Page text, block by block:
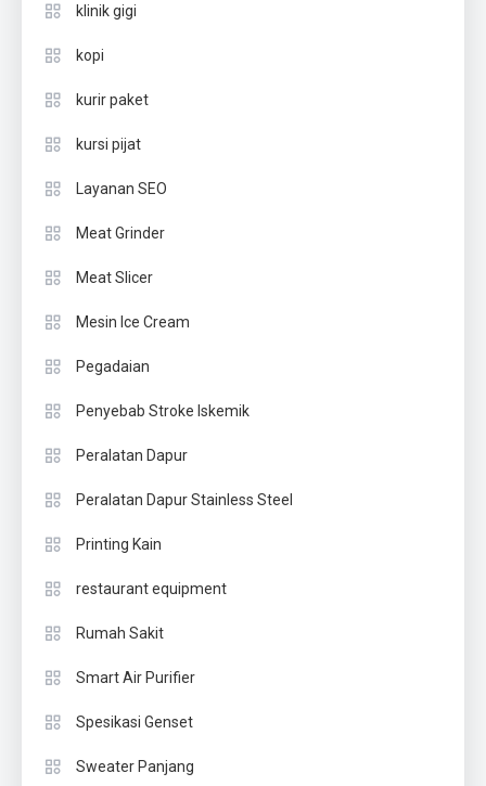
klinik gigi
kopi
kurir paket
kursi pijat
Layanan SEO
Meat Grinder
Meat Slicer
Mesin Ice Cream
Pegadaian
Penyebab Stroke Iskemik
Peralatan Dapur
Peralatan Dapur Stainless Steel
Printing Kain
restaurant equipment
Rumah Sakit
Smart Air Purifier
Spesikasi Genset
Sweater Panjang